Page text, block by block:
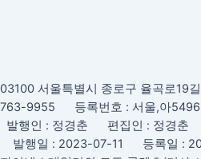
03100 서울특별시 종로구 율곡로
763-9955 등록번호 : 서울,아
발행인 : 정경춘 편집인 : 정경춘
발행일 : 2023-07-11 등록일 :